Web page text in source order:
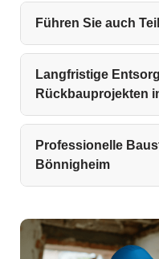
Führen Sie auch
Langfristige
Rückbauprojekten
Professionelle
Bönnigheim